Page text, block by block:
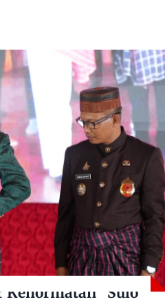
Kehormatan “Sulo